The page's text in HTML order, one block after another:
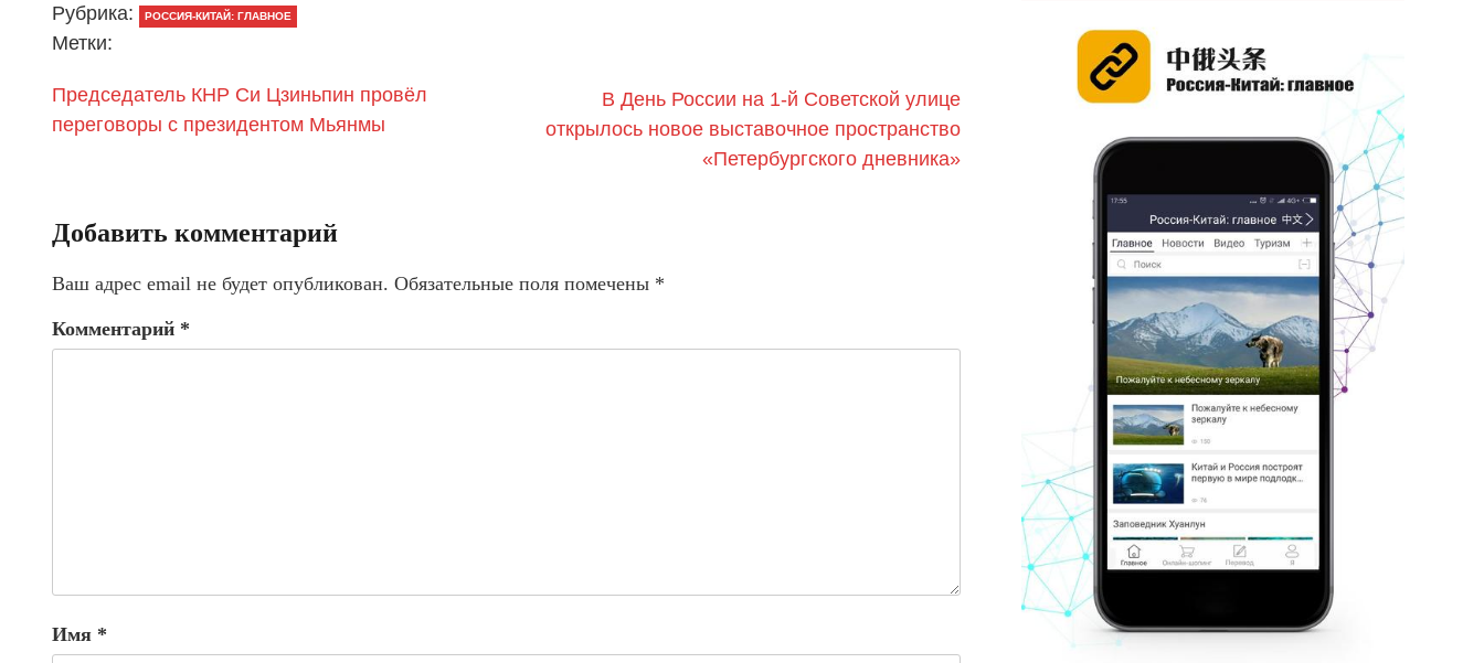
Рубрика: РОССИЯ-КИТАЙ: ГЛАВНОЕ
Метки:
Председатель КНР Си Цзиньпин провёл
переговоры с президентом Мьянмы
В День России на 1-й Советской улице
открылось новое выставочное пространство
«Петербургского дневника»
Добавить комментарий
Ваш адрес email не будет опубликован. Обязательные поля помечены *
Комментарий *
Имя *